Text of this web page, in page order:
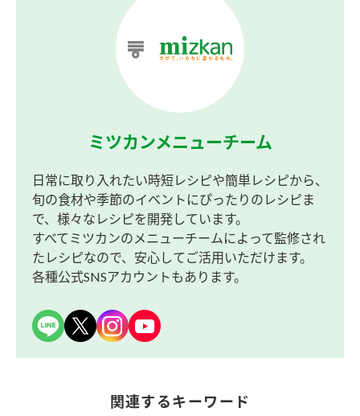
ミツカンメニューチーム
日常に取り入れたい時短レシピや簡単レシピから、
旬の食材や季節のイベントにぴったりのレシピま
で、様々なレシピを開発しています。
すべてミツカンのメニューチームによって監修され
たレシピなので、安心してご活用いただけます。
各種公式SNSアカウントもあります。
関連するキーワード